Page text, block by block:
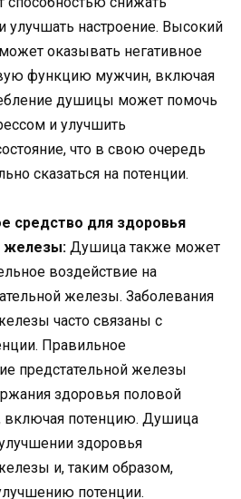
улучшать настроение. Высокий
оказывать негативное
функцию мужчин, включая
душицы может помочь
и улучшить
что в свою очередь
сказаться на потенции.
средство для здоровья
железы: Душица также может
воздействие на
железы. Заболевания
часто связаны с
Правильное
предстательной железы
здоровья половой
включая потенцию. Душица
здоровья
и, таким образом,
потенции.